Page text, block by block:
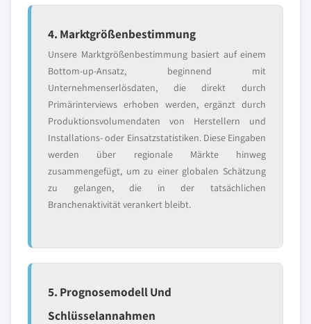
4. Marktgrößenbestimmung
Unsere Marktgrößenbestimmung basiert auf einem
Bottom-up-Ansatz, beginnend mit
Unternehmenserlösdaten, die direkt durch
Primärinterviews erhoben werden, ergänzt durch
Produktionsvolumendaten von Herstellern und
Installations- oder Einsatzstatistiken. Diese Eingaben
werden über regionale Märkte hinweg
zusammengefügt, um zu einer globalen Schätzung
zu gelangen, die in der tatsächlichen
Branchenaktivität verankert bleibt.
5. Prognosemodell Und
Schlüsselannahmen